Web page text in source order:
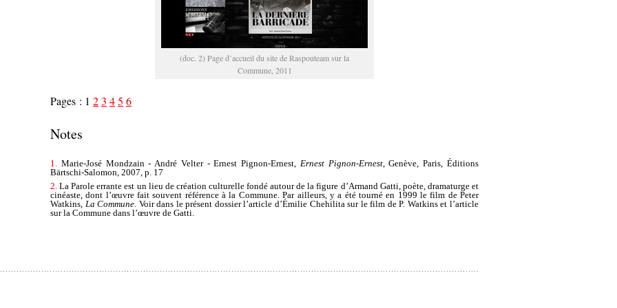
(doc. 2) Page d’accueil du site de Raspouteam sur la
Commune, 2011
Pages : 1 23 45 6
Notes
1. Marie-José Mondzain - André Velter - Ernest Pignon-Ernest, Ernest Pignon-Ernest, Genève, Paris, Éditions
Bärtschi-Salomon, 2007, p. 17
2. La Parole errante est un lieu de création culturelle fondé autour de la figure d’Armand Gatti, poète, dramaturge et
cinéaste, dont l’œuvre fait souvent référence à la Commune. Par ailleurs, y a été tourné en 1999 le film de Peter
Watkins, La Commune . Voir dans le présent dossier l’article d’Émilie Chehilita sur le film de P. Watkins et l’article
sur la Commune dans l’œuvre de Gatti.